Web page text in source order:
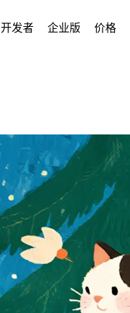
开发者 企业版 价格